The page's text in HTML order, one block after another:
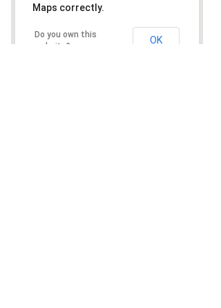
Maps correctly.
Do you own this
website?
OK